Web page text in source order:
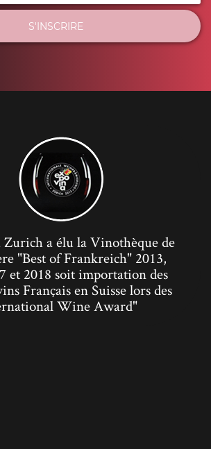
S'INSCRIRE
Zurich a élu la Vinothèque de
"Best of Frankreich" 2013,
et 2018 soit importation des
Français en Suisse lors des
Wine Award"